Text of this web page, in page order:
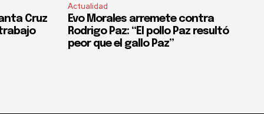
Cruz
Actualidad
Evo Morales arremete contra
Rodrigo Paz: “El pollo Paz resultó
peor que el gallo Paz”